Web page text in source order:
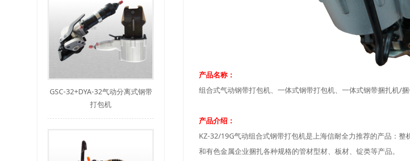
GSC-32+DYA-32气动分离式钢带
打包机
产品名称：
组合式气动钢带打包机、一体式钢带打包机、一体式钢带捆扎机/
产品介绍：
KZ-32/19G气动组合式钢带打包机是上海信耐全力推荐的产品：
和有色金属企业捆扎各种规格的管材型材、板材、锭类等产品。